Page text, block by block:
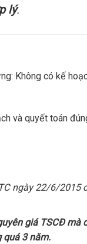
lý.
Không có kế
và quyết toán
ngày 22/6/2015
giá TSCĐ mà
quá 3 năm.